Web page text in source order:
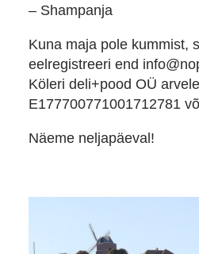
– Shampanja
Kuna maja pole kummist,
eelregistreeri end
Köleri deli+pood OÜ arvele
E177700771001712781
Näeme neljapäeval!